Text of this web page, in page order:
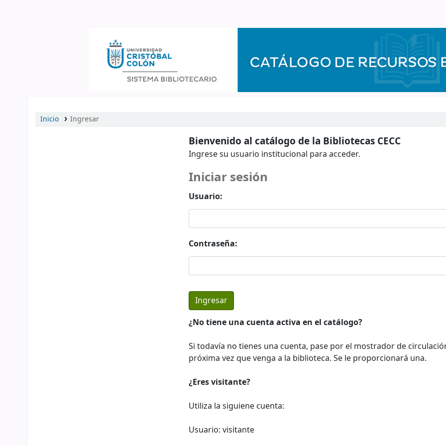
Inicio Ingresar
Bienvenido al catálogo de la Bibliotecas CECC
Ingrese su usuario institucional para acceder.
Iniciar sesión
Usuario:
Contraseña:
¿No tiene una cuenta activa en el catálogo?
Si todavía no tienes una cuenta, pase por el mostrador de
próxima vez que venga a la biblioteca. Se le proporcionará una.
¿Eres visitante?
Utiliza la siguiene cuenta:
Usuario: visitante